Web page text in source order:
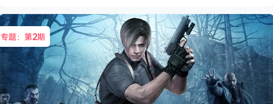
专题：第2期